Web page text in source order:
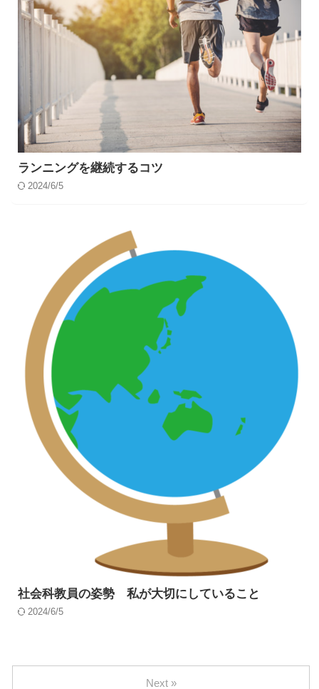
ランニングを継続するコツ
2024/6/5
社会科教員の姿勢 私が大切にしていること
2024/6/5
Next »